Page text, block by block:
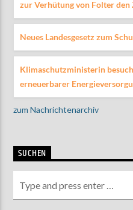
zur Verhütung von Folter
Neues Landesgesetz zum
Klimaschutzministerin
erneuerbarer
zum Nachrichtenarchiv
SUCHEN